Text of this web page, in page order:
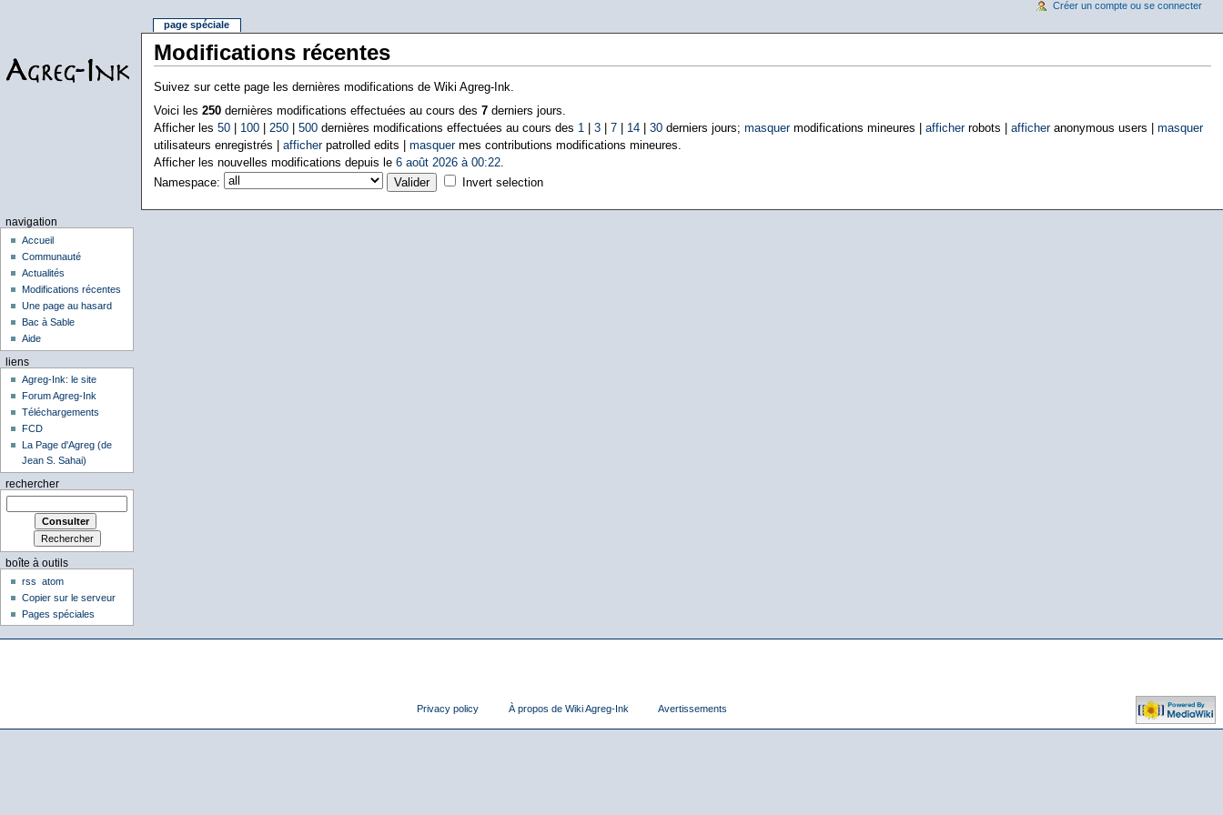
Modifications récentes
Suivez sur cette page les dernières modifications de Wiki Agreg-Ink.
Voici les 250dernières modifications effectuées au cours des 7derniers jours.
Afficher les 50| 100| 250| 500dernières modifications effectuées au cours des 1 3| 7| 14| 30derniers jours; masquermodifications mineures | afficherrobots | afficheranonymous users | masquer
utilisateurs enregistrés | afficherpatrolled edits | masquermes contributions modifications mineures.
Afficher les nouvelles modifications depuis le 6 août 2026 à 00:22.
Namespace:
Invert selection
page spéciale
Créer un compte ou se connecter
navigation
Accueil
Communauté
Actualités
Modifications récentes
Une page au hasard
Bac à Sable
Aide
liens
Agreg-Ink: le site
Forum Agreg-Ink
Téléchargements
FCD
La Page d'Agreg (de
Jean S. Sahai)
rechercher
boîte à outils
rss
atom
Copier sur le serveur
Pages spéciales
Privacy policy À propos de Wiki Agreg-Ink Avertissements